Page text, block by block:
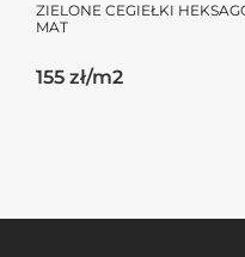
ZIELONE CEGIEŁKI
MAT
155 zł/m2